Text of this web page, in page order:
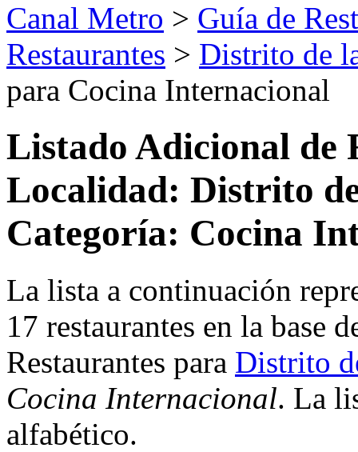
Canal Metro > Guía de
Restaurantes > Distrito de
para Cocina Internacional
Listado Adicional de
Localidad: Distrito
Categoría: Cocina
La lista a continuación
17 restaurantes en la base
Restaurantes para Distrito
Cocina Internacional. La
alfabético.